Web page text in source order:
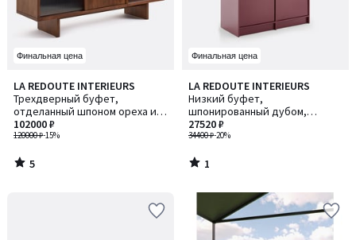
Финальная цена
LA REDOUTE INTERIEURS
Трехдверный буфет,
отделанный шпоном ореха и
рифленым стеклом, Dello /
Делло
120000 ₽-15%
102000 ₽
5
/
5
5
/
Финальная цена
LA REDOUTE INTERIEURS
Низкий буфет,
шпонированный дубом,
SENSSIA / СЕНССИЯ
34400 ₽-20%
27520 ₽
1
/
5
1
/